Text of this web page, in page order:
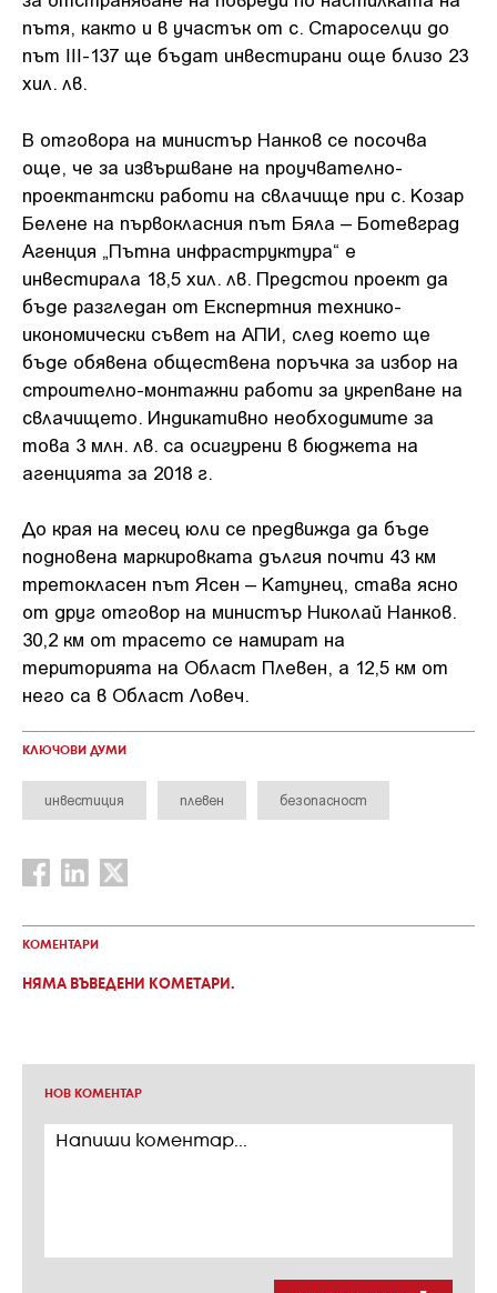
пътя, както и в участък от с. Староселци до
път ІІІ-137 ще бъдат инвестирани още близо 23
хил. лв.
В отговора на министър Нанков се посочва
още, че за извършване на проучвателно-
проектантски работи на свлачище при с. Козар
Белене на първокласния път Бяла – Ботевград
Агенция „Пътна инфраструктура“ е
инвестирала 18,5 хил. лв. Предстои проект да
бъде разгледан от Експертния технико-
икономически съвет на АПИ, след което ще
бъде обявена обществена поръчка за избор на
строително-монтажни работи за укрепване на
свлачището. Индикативно необходимите за
това 3 млн. лв. са осигурени в бюджета на
агенцията за 2018 г.
До края на месец юли се предвижда да бъде
подновена маркировката дългия почти 43 км
третокласен път Ясен – Катунец, става ясно
от друг отговор на министър Николай Нанков.
30,2 км от трасето се намират на
територията на Област Плевен, а 12,5 км от
него са в Област Ловеч.
КЛЮЧОВИ ДУМИ
инвестиция плевен безопасност
КОМЕНТАРИ
НЯМА ВЪВЕДЕНИ КОМЕТАРИ.
НОВ КОМЕНТАР